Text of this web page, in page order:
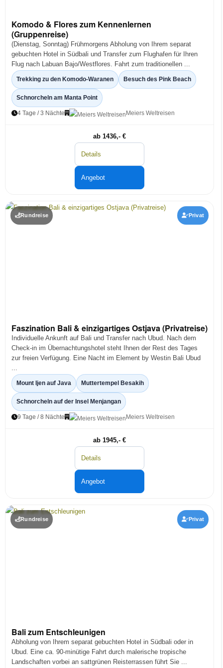
Komodo & Flores zum Kennenlernen
(Gruppenreise)
(Dienstag, Sonntag) Frühmorgens Abholung von Ihrem separat
gebuchten Hotel in Südbali und Transfer zum Flughafen für Ihren
Flug nach Labuan Bajo/Westflores. Fahrt zum traditionellen ...
Trekking zu den Komodo-Waranen Besuch des Pink Beach
Schnorcheln am Manta Point
4 Tage / 3 Nächte Meiers Weltreisen
ab 1436,- €
Details
Angebot
Rundreise Privat
Faszination Bali & einzigartiges Ostjava (Privatreise)
Individuelle Ankunft auf Bali und Transfer nach Ubud. Nach dem
Check-in im Übernachtungshotel steht Ihnen der Rest des Tages
zur freien Verfügung. Eine Nacht im Element by Westin Bali Ubud
Mount Ijen auf Java Muttertempel Besakih
Schnorcheln auf der Insel Menjangan
9 Tage / 8 Nächte Meiers Weltreisen
ab 1945,- €
Details
Angebot
Rundreise Privat
Bali zum Entschleunigen
Abholung von Ihrem separat gebuchten Hotel in Südbali oder in
Ubud. Eine ca. 90-minütige Fahrt durch malerische tropische
Landschaften vorbei an sattgrünen Reisterrassen führt Sie ...